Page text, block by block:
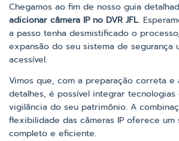
Chegamos ao fim de nosso guia
adicionar câmera IP no DVR JFL.
a passo tenha desmistificado o
expansão do seu sistema de segurança
acessível.
Vimos que, com a preparação correta e
detalhes, é possível integrar
vigilância do seu patrimônio. A
flexibilidade das câmeras IP oferece um
completo e eficiente.